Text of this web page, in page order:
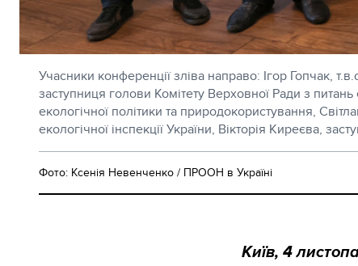
Учасники конференції зліва направо: Ігор Гопчак,
заступниця голови Комітету Верховної Ради з
екологічної політики та природокористування,
екологічної інспекції України, Вікторія Киреєва,
Фото: Ксенія Невенченко / ПРООН в Україні
Київ, 4